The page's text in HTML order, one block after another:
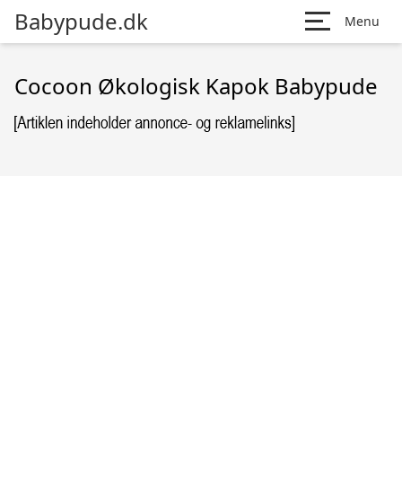
Babypude.dk Menu
Cocoon Økologisk Kapok Babypude